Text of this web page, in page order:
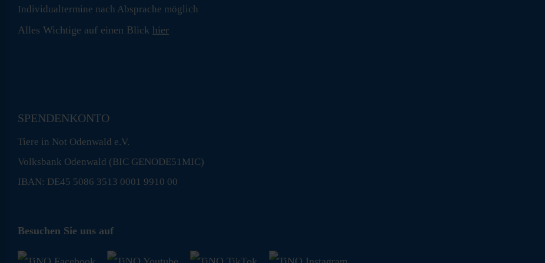
Individualtermine nach Absprache möglich
Alles Wichtige auf einen Blick hier
SPENDENKONTO
Tiere in Not Odenwald e.V.
Volksbank Odenwald (BIC GENODE51MIC)
IBAN: DE45 5086 3513 0001 9910 00
Besuchen Sie uns auf